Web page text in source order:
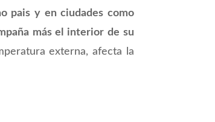
pais y en ciudades como
más el interior de su
externa, afecta la